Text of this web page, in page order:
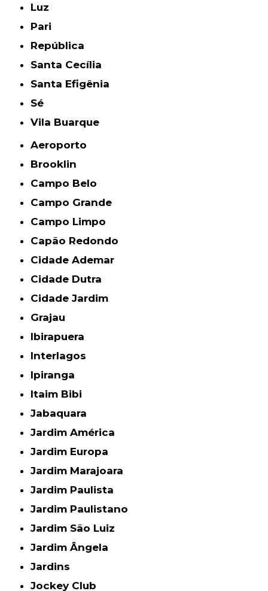
Luz
Pari
República
Santa Cecília
Santa Efigênia
Sé
Vila Buarque
Aeroporto
Brooklin
Campo Belo
Campo Grande
Campo Limpo
Capão Redondo
Cidade Ademar
Cidade Dutra
Cidade Jardim
Grajau
Ibirapuera
Interlagos
Ipiranga
Itaim Bibi
Jabaquara
Jardim América
Jardim Europa
Jardim Marajoara
Jardim Paulista
Jardim Paulistano
Jardim São Luiz
Jardim Ângela
Jardins
Jockey Club